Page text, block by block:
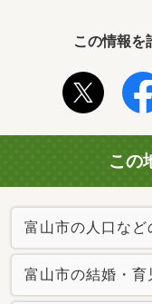
この情報を
この
富山市の人口など
富山市の結婚・育